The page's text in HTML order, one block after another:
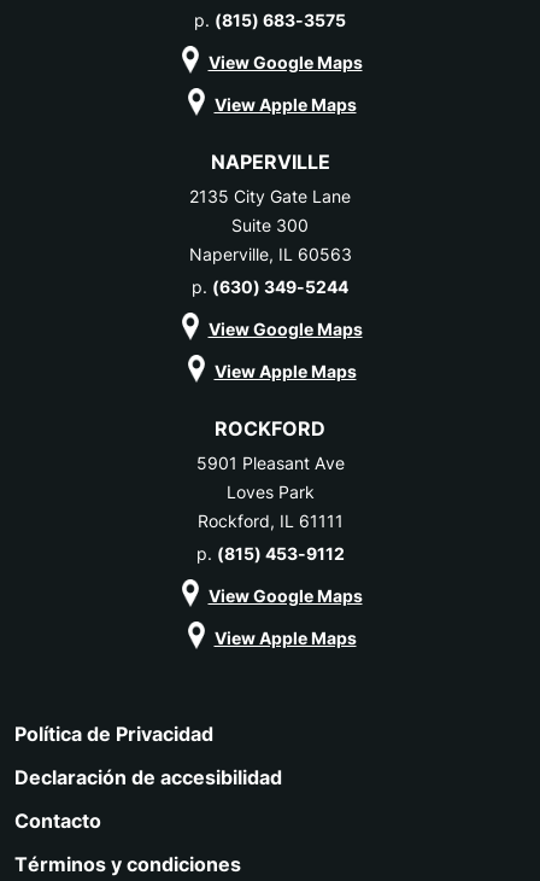
p. (815) 683-3575
View Google Maps
View Apple Maps
NAPERVILLE
2135 City Gate Lane
Suite 300
Naperville, IL 60563
p. (630) 349-5244
View Google Maps
View Apple Maps
ROCKFORD
5901 Pleasant Ave
Loves Park
Rockford, IL 61111
p. (815) 453-9112
View Google Maps
View Apple Maps
Política de Privacidad
Declaración de accesibilidad
Contacto
Términos y condiciones